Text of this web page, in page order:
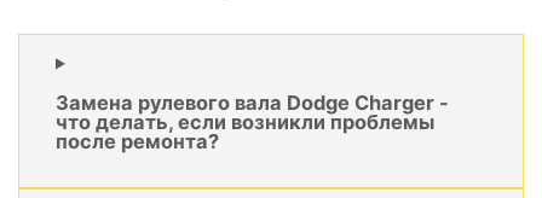
Замена рулевого вала Dodge Charger -
что делать, если возникли проблемы
после ремонта?